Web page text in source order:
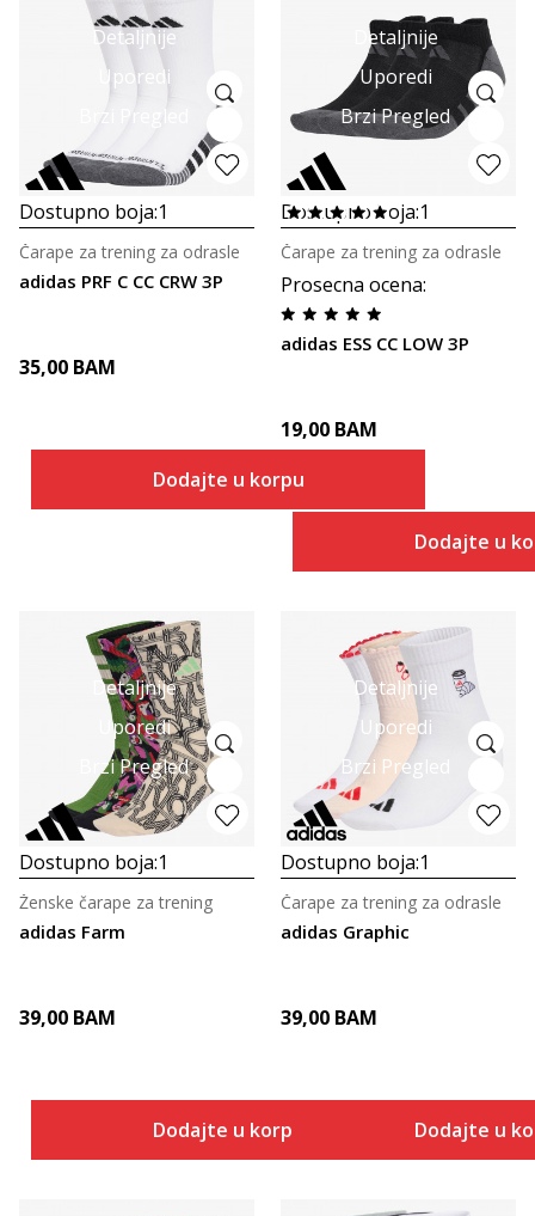
Detaljnije
Uporedi
Brzi Pregled
Dostupno boja:1
adidas PRF C CC CRW 3P
Čarape za trening za odrasle
35,00 BAM
Dodajte u korpu
Detaljnije
Uporedi
Brzi Pregled
Dostupno boja:1
Prosecna ocena:
adidas ESS CC LOW 3P
Čarape za trening za odrasle
19,00 BAM
Dodajte u
Detaljnije
Uporedi
Brzi Pregled
Dostupno boja:1
adidas Farm
Ženske čarape za trening
39,00 BAM
Dodajte u korpu
Detaljnije
Uporedi
Brzi Pregled
Dostupno boja:1
adidas Graphic
Čarape za trening za odrasle
39,00 BAM
Dodajte u